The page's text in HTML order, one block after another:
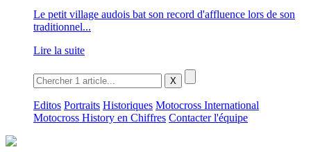
Le petit village audois bat son record d'affluence lors de son
traditionnel...
Lire la suite
Editos Portraits Historiques Motocross International
Motocross History en Chiffres Contacter l'équipe